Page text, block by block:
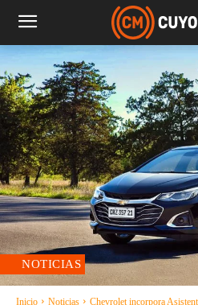
NOTICIAS
Inicio Noticias
Chevrolet incorpora